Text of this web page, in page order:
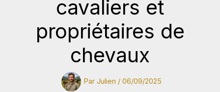
cavaliers et
propriétaires de
chevaux
Par Julien / 06/09/2025